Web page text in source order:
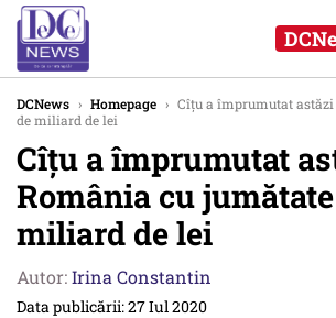
DCNews › Homepage › Cîțu a împrumutat
de miliard de lei
Cîțu a împrumutat
România cu
miliard de lei
Autor:Irina Constantin
Data publicării: 27 Iul 2020